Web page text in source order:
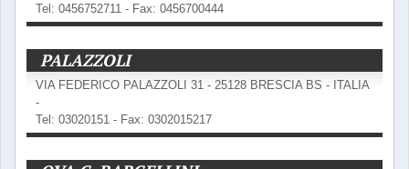
Tel: 0456752711 - Fax: 0456700444
PALAZZOLI
VIA FEDERICO PALAZZOLI 31 - 25128 BRESCIA BS - ITALIA
-
Tel: 03020151 - Fax: 0302015217